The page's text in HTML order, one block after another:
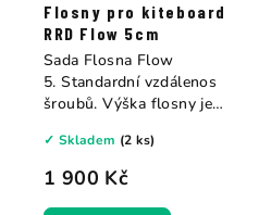
Flosny pro kiteboard
RRD Flow 5cm
1 900 Kč
✓ Skladem (2 ks)
Sada Flosna Flow
5. Standardní vzdálenos
šroubů. Výška flosny je